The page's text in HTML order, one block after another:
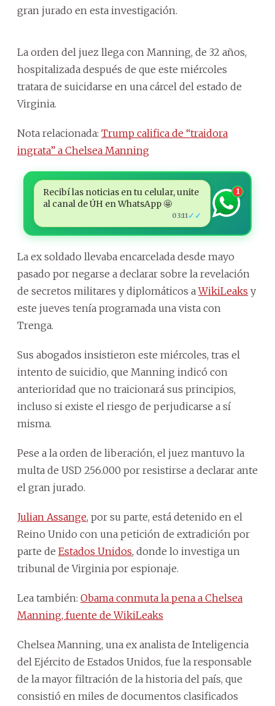
gran jurado en esta investigación.
La orden del juez llega con Manning, de 32 años,
hospitalizada después de que este miércoles
tratara de suicidarse en una cárcel del estado de
Virginia.
Nota relacionada: Trump califica de “traidora
ingrata” a Chelsea Manning
Recibí las noticias en tu celular, unite
al canal de ÚH en WhatsApp 🤩
03:11 ✓✓
1
La ex soldado llevaba encarcelada desde mayo
pasado por negarse a declarar sobre la revelación
de secretos militares y diplomáticos aWikiLeaks y
este jueves tenía programada una vista con
Trenga.
Sus abogados insistieron este miércoles, tras el
intento de suicidio, que Manning indicó con
anterioridad que no traicionará sus principios,
incluso si existe el riesgo de perjudicarse a sí
misma.
Pese a la orden de liberación, el juez mantuvo la
multa de USD 256.000 por resistirse a declarar ante
el gran jurado.
Julian Assange, por su parte, está detenido en el
Reino Unido con una petición de extradición por
parte de Estados Unidos, donde lo investiga un
tribunal de Virginia por espionaje.
Lea también: Obama conmuta la pena a Chelsea
Manning, fuente de WikiLeaks
Chelsea Manning, una ex analista de Inteligencia
del Ejército de Estados Unidos, fue la responsable
de la mayor filtración de la historia del país, que
consistió en miles de documentos clasificados